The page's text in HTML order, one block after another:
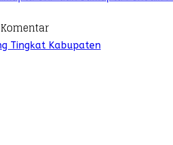
Tingkat Kabupaten